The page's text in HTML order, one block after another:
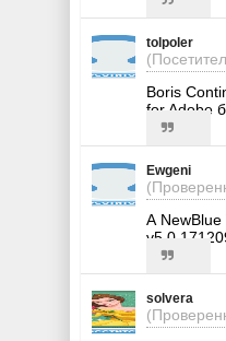
tolpoler
Boris
for Adobe
Ewgeni
А NewBlue
solvera